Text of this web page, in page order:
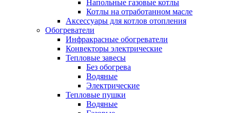
Напольные газовые котлы
Котлы на отработанном масле
Аксессуары для котлов отопления
Обогреватели
Инфракрасные обогреватели
Конвекторы электрические
Тепловые завесы
Без обогрева
Водяные
Электрические
Тепловые пушки
Водяные